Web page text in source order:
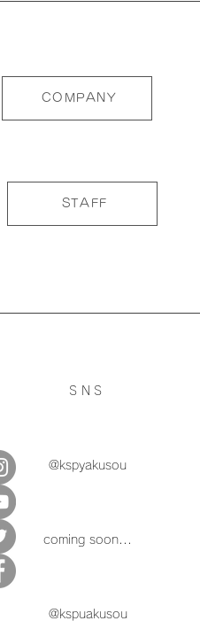
COMPANY
STAFF
SNS
@kspyakusou
coming soon...
@kspuakusou